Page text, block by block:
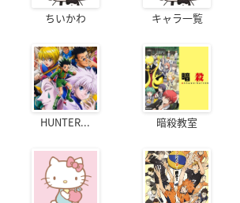
ちいかわ キャラ一覧
HUNTER... 暗殺教室